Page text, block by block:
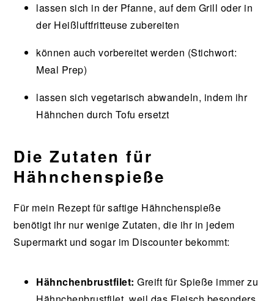
lassen sich in der Pfanne, auf dem Grill oder in
der Heißluftfritteuse zubereiten
können auch vorbereitet werden (Stichwort:
Meal Prep)
lassen sich vegetarisch abwandeln, indem ihr
Hähnchen durch Tofu ersetzt
Die Zutaten für
Hähnchenspieße
Für mein Rezept für saftige Hähnchenspieße
benötigt ihr nur wenige Zutaten, die ihr in jedem
Supermarkt und sogar im Discounter bekommt:
Hähnchenbrustfilet:Greift für Spieße immer zu